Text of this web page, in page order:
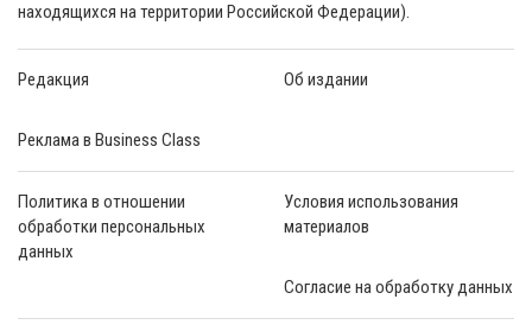
находящихся на территории Российской Федерации).
Редакция Об издании
Реклама в Business Class
Политика в отношении
обработки персональных
данных
Условия использования
материалов
Согласие на обработку данных